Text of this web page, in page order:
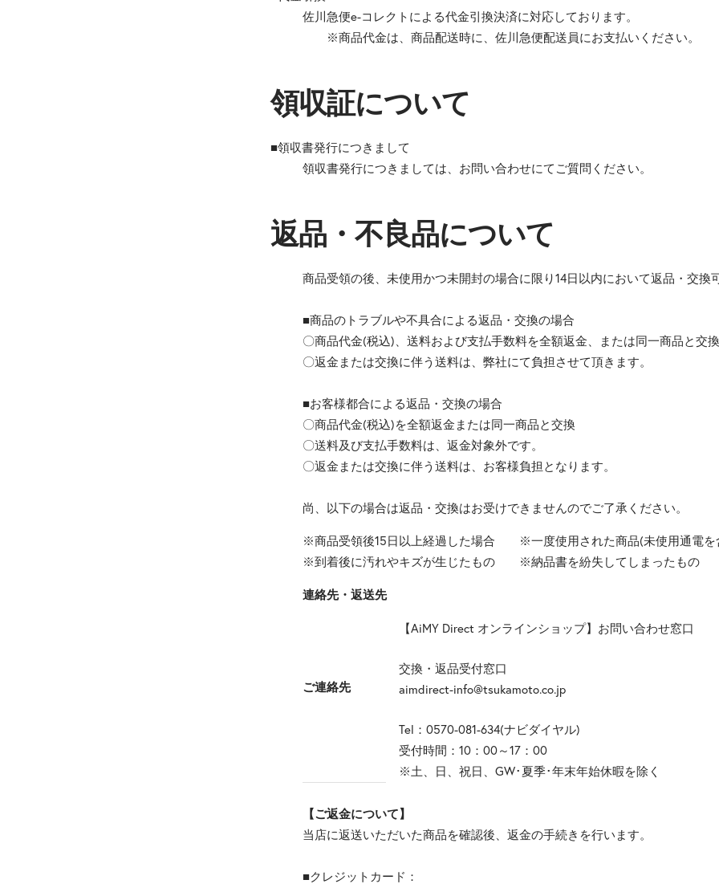
佐川急便e-コレクトによる代金引換決済に対応しております。
※商品代金は、商品配送時に、佐川急便配送員にお支払いください。
領収証について
■領収書発行につきまして
領収書発行につきましては、お問い合わせにてご質問ください。
返品・不良品について
商品受領の後、未使用かつ未開封の場合に限り14日以内において返品・交換
■商品のトラブルや不具合による返品・交換の場合
〇商品代金(税込)、送料および支払手数料を全額返金、または同一商品と交換
〇返金または交換に伴う送料は、弊社にて負担させて頂きます。
■お客様都合による返品・交換の場合
〇商品代金(税込)を全額返金または同一商品と交換
〇送料及び支払手数料は、返金対象外です。
〇返金または交換に伴う送料は、お客様負担となります。
尚、以下の場合は返品・交換はお受けできませんのでご了承ください。
※商品受領後15日以上経過した場合 ※一度使用された商品(未使用通電
※到着後に汚れやキズが生じたもの ※納品書を紛失してしまったもの
連絡先・返送先
ご連絡先
【AiMY Direct オンラインショップ】お問い合わせ窓口
交換・返品受付窓口
aimdirect-info@tsukamoto.co.jp
Tel：0570-081-634(ナビダイヤル)
受付時間：10：00～17：00
※土、日、祝日、GW･夏季･年末年始休暇を除く
【ご返金について】
当店に返送いただいた商品を確認後、返金の手続きを行います。
■クレジットカード：